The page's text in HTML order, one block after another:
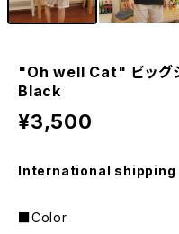
"Oh well Cat" ビッグ
Black
¥3,500
International shipping
■Color